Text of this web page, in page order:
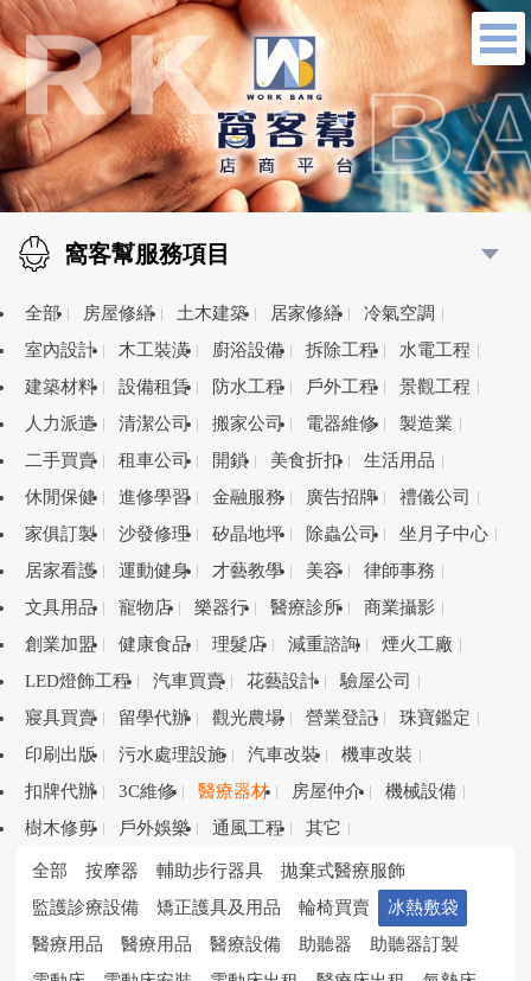
窩客幫服務項目
全部 房屋修繕 土木建築 居家修繕
冷氣空調
室內設計
木工裝潢 廚浴設備 拆除工程
水電工程
建築材料
設備租賃 防水工程 戶外工程
景觀工程
人力派遣
清潔公司 搬家公司 電器維修
製造業
二手買賣
租車公司 開鎖 美食折扣
生活用品
休閒保健
進修學習 金融服務 廣告招牌
禮儀公司
家俱訂製
沙發修理 矽晶地坪 除蟲公司
坐月子中心
居家看護
運動健身 才藝教學 美容
律師事務
文具用品
寵物店 樂器行 醫療診所
商業攝影
創業加盟
健康食品 理髮店 減重諮詢
煙火工廠
LED燈飾工程
汽車買賣 花藝設計
驗屋公司
寢具買賣
留學代辦 觀光農場 營業登記
珠寶鑑定
印刷出版
污水處理設施 汽車改裝
機車改裝
扣牌代辦
3C維修 醫療器材 房屋仲介
機械設備
樹木修剪
戶外娛樂 通風工程 其它
全部 按摩器 輔助步行器具
拋棄式醫療服飾
監護診療設備
矯正護具及用品 輪椅買賣
冰熱敷袋
醫療用品
醫療用品 醫療設備 助聽器
助聽器訂製